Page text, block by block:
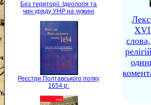
Без території. Ідеологія та
чин уряду УНР на чужині
Реєстри Полтавського полку
1654 р.